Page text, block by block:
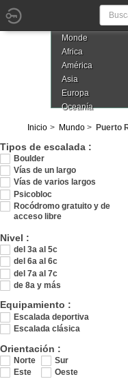
Monde
Africa
América
Asia
Europa
Oceanía
Inicio Mundo Puerto
Tipos de escalada :
Boulder
Vías de un largo
Vías de varios largos
Psicobloc
Rocódromo gratuito y de
acceso libre
Nivel :
del 3a al 5c
del 6a al 6c
del 7a al 7c
de 8a y más
Equipamiento :
Escalada deportiva
Escalada clásica
Orientación :
Norte
Sur
Este
Oeste